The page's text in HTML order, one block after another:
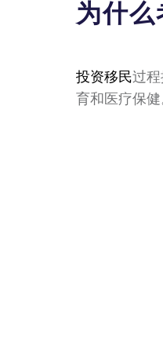
为什么
投资移民过程
育和医疗保